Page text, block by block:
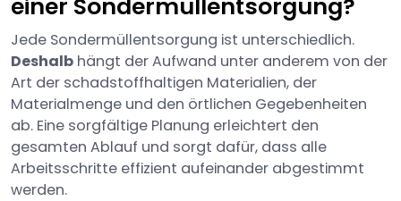
einer Sondermüllentsorgung?
Jede Sondermüllentsorgung ist unterschiedlich.
Deshalb hängt der Aufwand unter anderem von der
Art der schadstoffhaltigen Materialien, der
Materialmenge und den örtlichen Gegebenheiten
ab. Eine sorgfältige Planung erleichtert den
gesamten Ablauf und sorgt dafür, dass alle
Arbeitsschritte effizient aufeinander abgestimmt
werden.